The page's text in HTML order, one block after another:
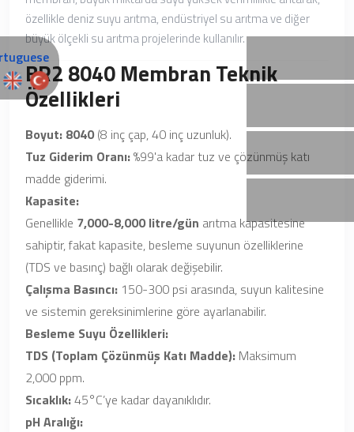
özellikle deniz suyu arıtma, endüstriyel su arıtma ve diğer
büyük ölçekli su arıtma projelerinde kullanılır.
BR2 8040 Membran Teknik
Özellikleri
Boyut: 8040(8 inç çap, 40 inç uzunluk).
Tuz Giderim Oranı:%99'a kadar tuz ve çözünmüş katı
madde giderimi.
Kapasite:
Genellikle 7,000-8,000 litre/gün arıtma kapasitesine
sahiptir, fakat kapasite, besleme suyunun özelliklerine
(TDS ve basınç) bağlı olarak değişebilir.
Çalışma Basıncı: 150-300 psi arasında, suyun kalitesine
ve sistemin gereksinimlerine göre ayarlanabilir.
Besleme Suyu Özellikleri:
TDS (Toplam Çözünmüş Katı Madde): Maksimum
2,000 ppm.
Sıcaklık:45°C’ye kadar dayanıklıdır.
pH Aralığı: